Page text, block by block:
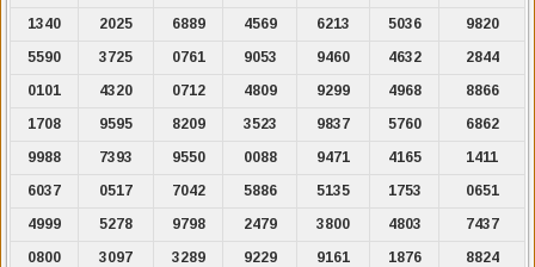
1340
2025 6889 4569 6213 5036
9820
5590
3725 0761 9053 9460 4632
2844
0101
4320 0712 4809 9299 4968
8866
1708
9595 8209 3523 9837 5760
6862
9988
7393 9550 0088 9471 4165
1411
6037
0517 7042 5886 5135 1753
0651
4999
5278 9798 2479 3800 4803
7437
0800
3097 3289 9229 9161 1876
8824